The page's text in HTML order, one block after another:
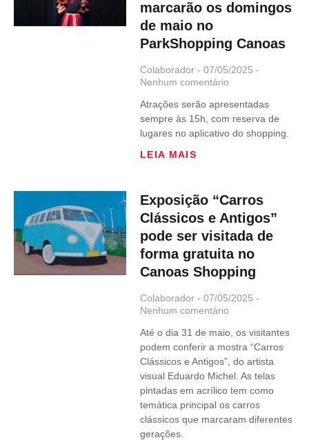
marcarão os domingos
de maio no
ParkShopping Canoas
Colaborador 07/05/2025
Nenhum comentário
Atrações serão apresentadas
sempre às 15h, com reserva de
lugares no aplicativo do shopping.
LEIA MAIS
Exposição “Carros
Clássicos e Antigos”
pode ser visitada de
forma gratuita no
Canoas Shopping
Colaborador 07/05/2025
Nenhum comentário
Até o dia 31 de maio, os visitantes
podem conferir a mostra “Carros
Clássicos e Antigos”, do artista
visual Eduardo Michel. As telas
pintadas em acrílico tem como
temática principal os carros
clássicos que marcaram diferentes
gerações.